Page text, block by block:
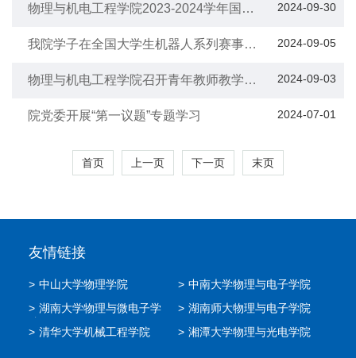
2024-09-30
物理与机电工程学院2023-2024学年国家
2024-09-05
我院学子在全国大学生机器人系列赛事中
2024-09-03
物理与机电工程学院召开青年教师教学工
2024-07-01
院党委开展“第一议题”专题学习
首页 上一页 下一页 末页
友情链接
> 中山大学物理学院 > 中南大学物理与电子学院
> 湖南大学物理与微电子学
院
> 湖南师大物理与电子学院
> 清华大学机械工程学院 > 湘潭大学物理与光电学院